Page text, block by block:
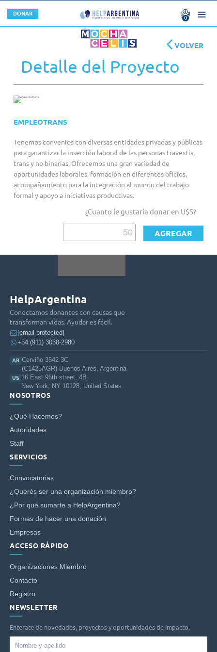
No hay donaciones U$S 0.00
TotalU$S0.00 CONFIRMAR
0
DONAR
NOSOTROS
¿QUÉ HACEMOS?
AUTORIDADES
ORGANIZACIONES MIEMBRO
¿QUERÉS SER UNA ORGANIZACIÓN MIEMBRO?
¿POR QUÉ SUMARTE A HELPARGENTINA?
Buenas Prácticas
FORMAS DE HACER UNA DONACIÓN
EMPRESAS
Proyectos personalizados
VOLVER
Detalle del Proyecto
EMPLEOTRANS
Tenemos convenios con diversas entidades privadas y públicas
para garantizar la inserción laboral de las personas travestis,
trans y no binarias. Ofrecemos una gran variedad de
oportunidades laborales, formación en diferentes oficios,
acompañamiento para la integración al mundo del trabajo
formal y apoyo a iniciativas productivas.
¿Cuanto le gustaría donar en U$S?
HelpArgentina
Conectamos donantes con causas que
transforman vidas. Ayudar es fácil.
[email protected]
+54 (911) 3030-2980
AR Cerviño 3542 3C
(C1425AGR) Buenos Aires, Argentina
US 16 East 96th street, 4B
New York, NY 10128, United States
NOSOTROS
¿Qué Hacemos?
Autoridades
Staff
SERVICIOS
Convocatorias
¿Querés ser una organización miembro?
¿Por qué sumarte a HelpArgentina?
Formas de hacer una donación
Empresas
ACCESO RÁPIDO
Organizaciones Miembro
Contacto
Registro
NEWSLETTER
Enterate de novedades, proyectos y oportunidades de impacto.
Nombre